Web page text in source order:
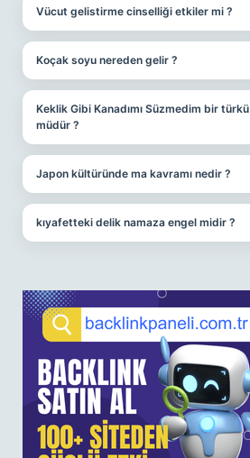
Vücut gelistirme cinselliği etkiler mi ?
Koçak soyu nereden gelir ?
Keklik Gibi Kanadımı Süzmedim bir türkü
müdür ?
Japon kültüründe ma kavramı nedir ?
kıyafetteki delik namaza engel midir ?